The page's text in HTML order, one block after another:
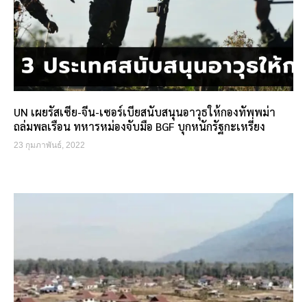
UN เผยรัสเซีย-จีน-เซอร์เบียสนับสนุนอาวุธให้กองทัพพม่า
ถล่มพลเรือน ทหารหม่องจับมือ BGF บุกหนักรัฐกะเหรี่ยง
23 กุมภาพันธ์, 2022